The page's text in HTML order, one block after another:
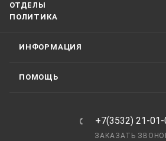
ОТДЕЛЫ
ПОЛИТИКА
ИНФОРМАЦИЯ
ПОМОЩЬ
+7(3532) 21-01-
ЗАКАЗАТЬ